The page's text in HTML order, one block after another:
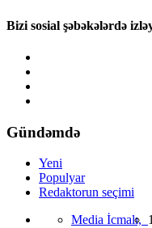
Bizi sosial şəbəkələrdə
Gündəmdə
Yeni
Populyar
Redaktorun seçimi
Media İcmalı,